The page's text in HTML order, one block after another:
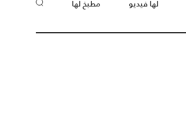
لها فيديو مطبخ لها